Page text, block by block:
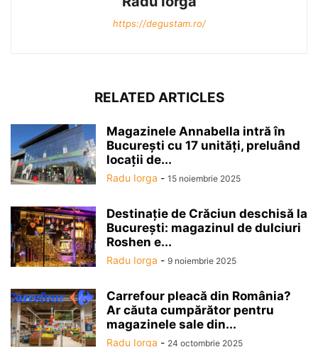
https://degustam.ro/
RELATED ARTICLES
Magazinele Annabella intră în
Bucureşti cu 17 unităţi, preluând
locaţii de...
Radu Iorga - 15 noiembrie 2025
Destinaţie de Crăciun deschisă la
Bucureşti: magazinul de dulciuri
Roshen e...
Radu Iorga - 9 noiembrie 2025
Carrefour pleacă din România?
Ar căuta cumpărător pentru
magazinele sale din...
Radu Iorga - 24 octombrie 2025